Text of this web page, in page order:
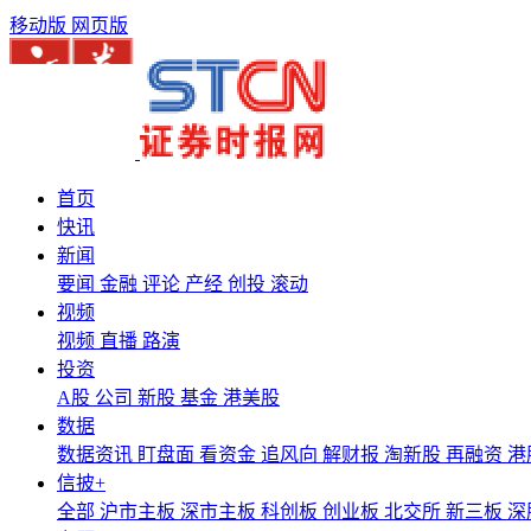
移动版 网页版
首页
快讯
新闻
要闻 金融 评论 产经 创投 滚动
视频
视频 直播 路演
投资
A股 公司 新股 基金 港美股
数据
数据资讯 盯盘面 看资金 追风向 解财报 淘新股 再融资 港
信披+
全部 沪市主板 深市主板 科创板 创业板 北交所 新三板 深